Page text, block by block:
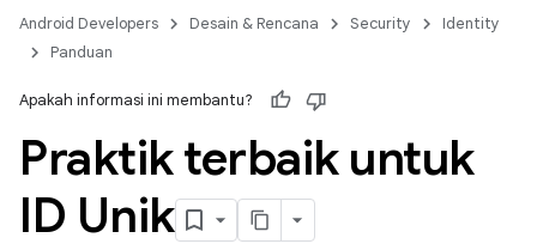
Android Developers Desain & Rencana Security
Identity
Panduan
Apakah informasi ini membantu?
Praktik terbaik untuk
ID Unik